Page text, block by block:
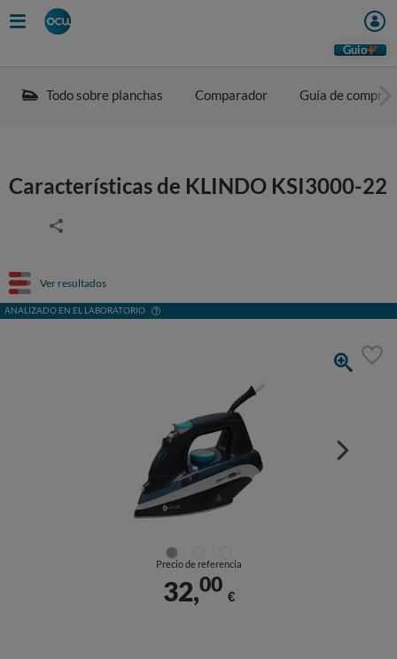
Guio
Todo sobre planchas Comparador Guía de compra
Características de KLINDO KSI3000-22
Ver resultados
ANALIZADO EN EL LABORATORIO
Precio de referencia
32,00
€